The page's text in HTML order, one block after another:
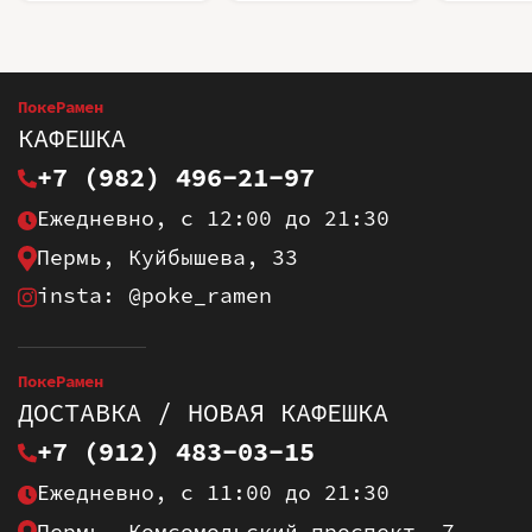
ПокеРамен
КАФЕШКА
+7 (982) 496-21-97
Ежедневно, с 12:00 до 21:30
Пермь, Куйбышева, 33
insta: @poke_ramen
ПокеРамен
ДОСТАВКА / НОВАЯ КАФЕШКА
+7 (912) 483-03-15
Ежедневно, с 11:00 до 21:30